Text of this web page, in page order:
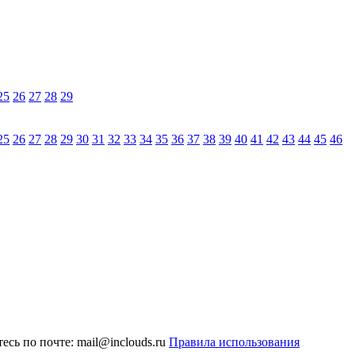
26 27 28 29
26 27 28 29 30 31 32 33 34 35 36 37 38 39 40 41 42 43 44 45 46
по почте: mail@inclouds.ru Правила использования